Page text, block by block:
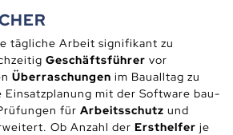
tägliche Arbeit signifikant zu
Geschäftsführer vor
Überraschungen im Baualltag zu
Einsatzplanung mit der Software bau-
für Arbeitsschutz und
Ob Anzahl der Ersthelfer je